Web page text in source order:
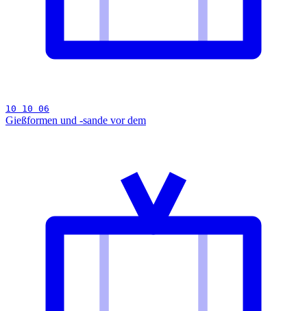
10 10 06
Gießformen und -sande vor dem